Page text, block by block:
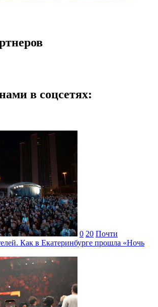
в соцсетях:
0 20 Почти
Как в Екатеринбурге прошла «Ночь